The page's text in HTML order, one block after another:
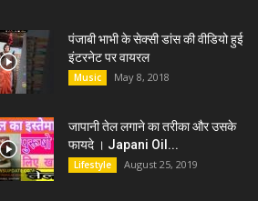
पंजाबी भाभी के सेक्सी डांस की वीडियो हुई
इंटरनेट पर वायरल
Music May 8, 2018
जापानी तेल लगाने का तरीका और उसके
फायदे । Japani Oil...
Lifestyle August 25, 2019